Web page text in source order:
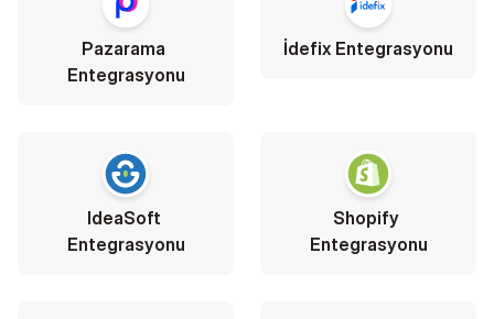
Pazarama
Entegrasyonu
İdefix Entegrasyonu
IdeaSoft
Entegrasyonu
Shopify
Entegrasyonu